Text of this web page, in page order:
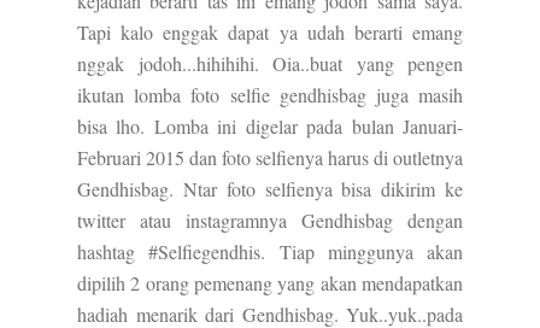
Tapi kalo enggak dapat ya udah berarti emang
nggak jodoh...hihihihi. Oia..buat yang pengen
ikutan lomba foto selfie gendhisbag juga masih
bisa lho. Lomba ini digelar pada bulan Januari-
Februari 2015 dan foto selfienya harus di outletnya
Gendhisbag. Ntar foto selfienya bisa dikirim ke
twitter atau instagramnya Gendhisbag dengan
hashtag #Selfiegendhis. Tiap minggunya akan
dipilih 2 orang pemenang yang akan mendapatkan
hadiah menarik dari Gendhisbag. Yuk..yuk..pada